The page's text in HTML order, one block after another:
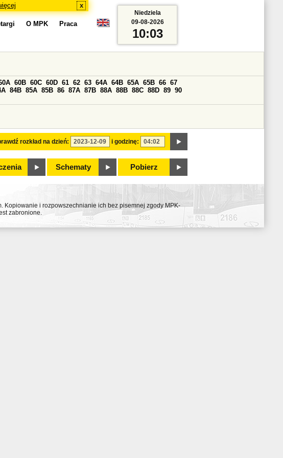
x
O MPK Praca
rozkład na dzień: i godzinę:
60B 60C 60D 61 62 63 64A 64B 65A 65B 66 67
84B 85A 85B 86 87A 87B 88A 88B 88C 88D 89 90
Schematy Pobierz
Niedziela
09-08-2026
10:03
Kopiowanie i rozpowszechnianie ich bez pisemnej zgody MPK-
zabronione.